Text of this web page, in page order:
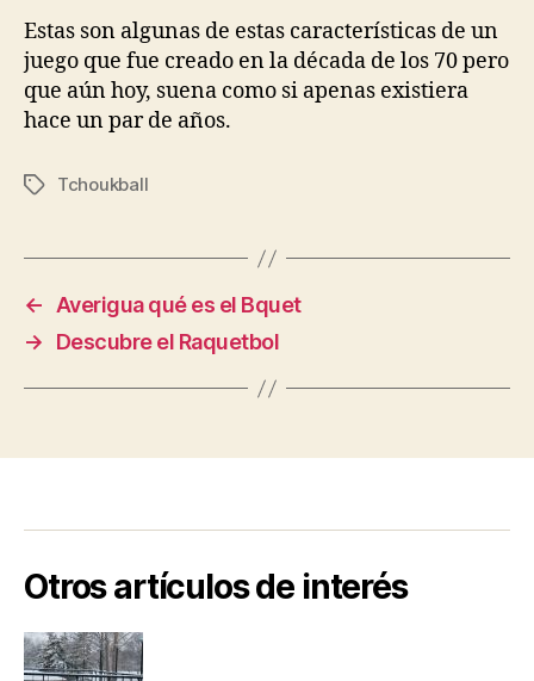
Estas son algunas de estas características de un
juego que fue creado en la década de los 70 pero
que aún hoy, suena como si apenas existiera
hace un par de años.
Etiquetas
Tchoukball
← Averigua qué es el Bquet
→
Descubre el Raquetbol
Otros artículos de interés